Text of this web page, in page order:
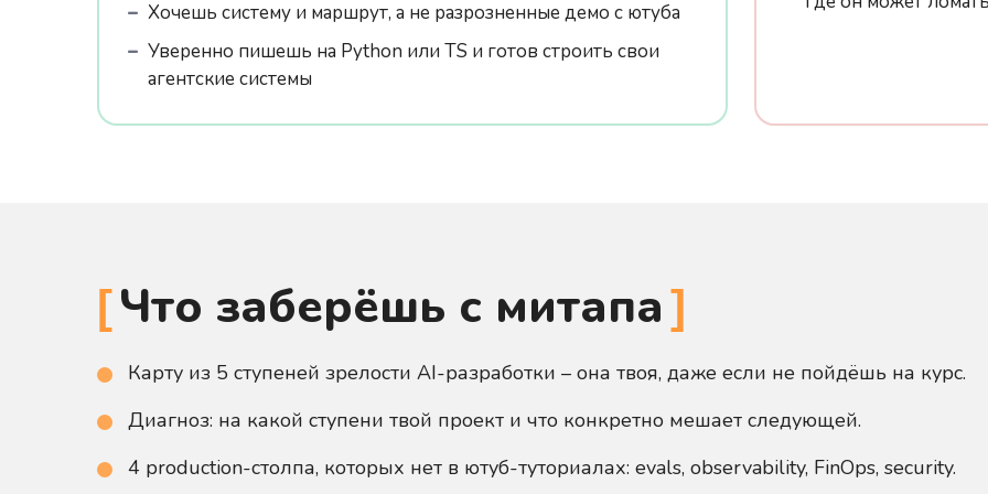
Хочешь систему и маршрут, а не разрозненные демо с ютуба
Уверенно пишешь на Python или TS и готов строить свои
агентские системы
Что заберёшь с митапа
Карту из 5 ступеней зрелости AI-разработки – она твоя, даже если не пойдёшь на курс.
Диагноз: на какой ступени твой проект и что конкретно мешает следующей.
4 production-столпа, которых нет в ютуб-туториалах: evals, observability, FinOps, security.